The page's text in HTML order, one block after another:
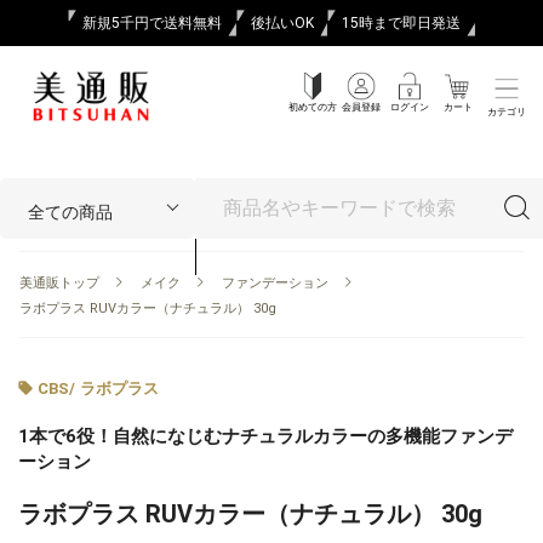
新規5千円で送料無料 後払いOK 15時まで即日発送
初めての方 会員登録 ログイン カート カテゴリ
美通販トップ メイク
ファンデーション
ラボプラス RUVカラー（ナチュラル） 30g
CBS/ ラボプラス
1本で6役！自然になじむナチュラルカラーの多機能ファンデ
ーション
ラボプラス RUVカラー（ナチュラル） 30g